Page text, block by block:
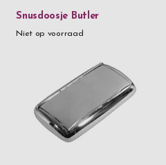
Snusdoosje Butler
Niet op voorraad